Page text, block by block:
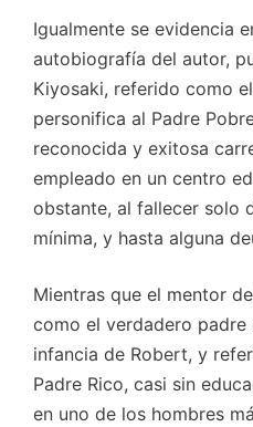
Igualmente se evidencia
autobiografía del autor,
Kiyosaki, referido como
personifica al Padre
reconocida y exitosa
empleado en un centro
obstante, al fallecer solo
mínima, y hasta alguna
Mientras que el mentor
como el verdadero padre
infancia de Robert, y
Padre Rico, casi sin
en uno de los hombres